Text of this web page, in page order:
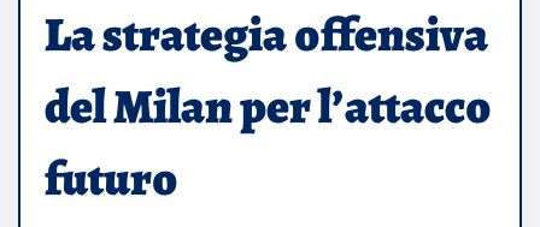
La strategia offensiva
del Milan per l’attacco
futuro